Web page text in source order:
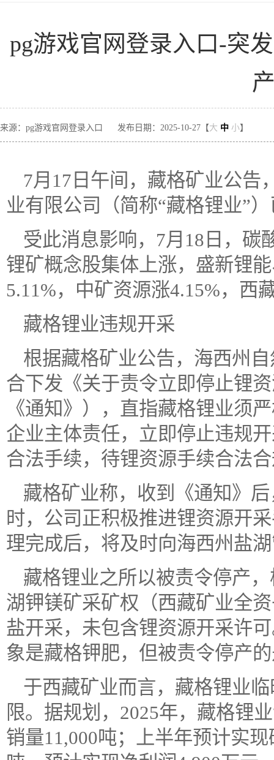
pg游戏官网登录入口-突
来源：pg游戏官网登录入口 发布日期：2025-10-27【大 中 小】
7月17日午间，藏格矿业公告
业有限公司（简称“藏格锂业”
受此消息影响，7月18日，碳
锂矿概念股集体上涨，盛新锂
5.11%，中矿资源涨4.15%，西
藏格锂业违规开采
根据藏格矿业公告，海西州
合下发《关于责令立即停止锂
《通知》），直指藏格锂业须
企业主体责任，立即停止违规
合法手续，待锂资源手续合法
藏格矿业称，收到《通知》
时，公司正积极推进锂资源开
理完成后，将及时向海西州盐
藏格锂业之所以被责令停产
湖钾镁矿采矿权（西藏矿业全
盐开采，未包含锂资源开采许
象是藏格钾肥，但被责令停产
于西藏矿业而言，藏格锂业
限。据规划，2025年，藏格锂
销量11,000吨；上半年预计实